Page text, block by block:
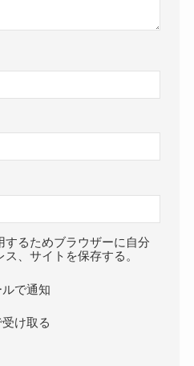
するためブラウザーに自分
、サイトを保存する。
で通知
け取る